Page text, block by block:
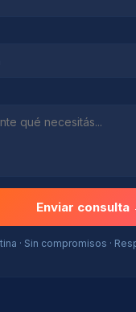
Enviar consulta
· Sin compromisos ·